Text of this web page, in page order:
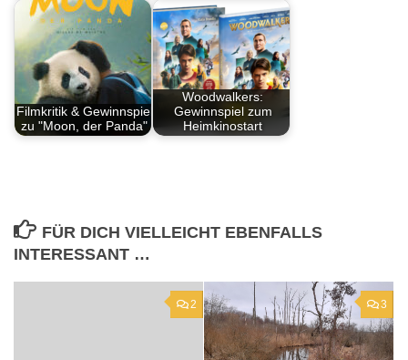
Filmkritik & Gewinnspiel
zu "Moon, der Panda"
Woodwalkers:
Gewinnspiel zum
Heimkinostart
FÜR DICH VIELLEICHT EBENFALLS
INTERESSANT …
2 3